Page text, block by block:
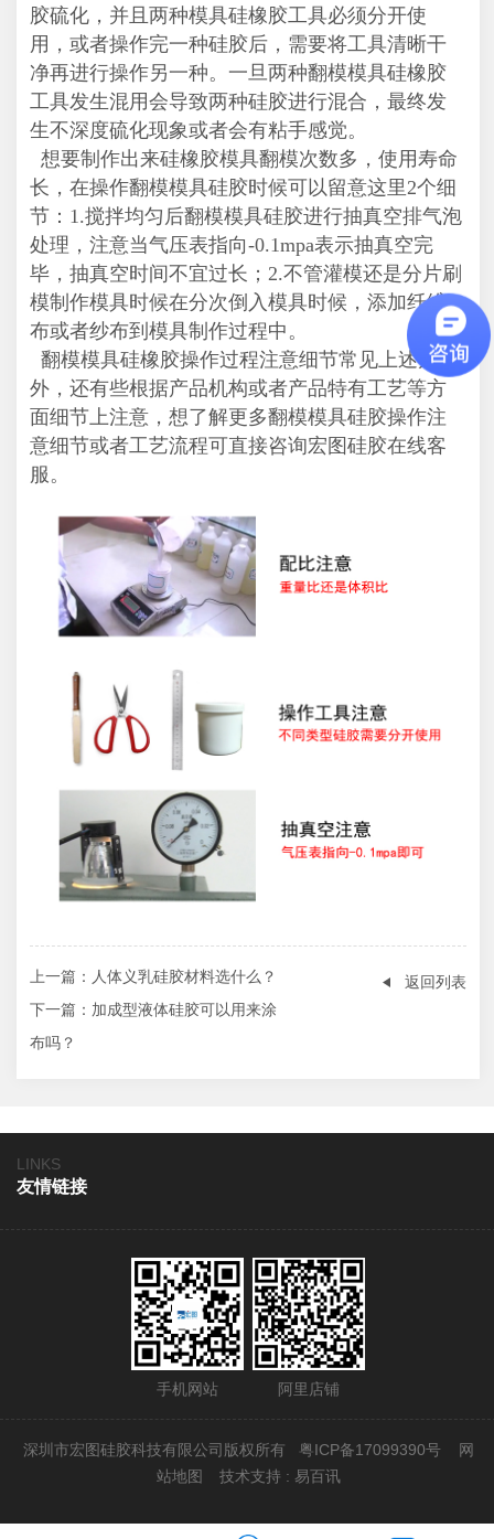
胶硫化，并且两种模具硅橡胶工具必须分开使
用，或者操作完一种硅胶后，需要将工具清晰干
净再进行操作另一种。一旦两种翻模模具硅橡胶
工具发生混用会导致两种硅胶进行混合，最终发
生不深度硫化现象或者会有粘手感觉。
想要制作出来硅橡胶模具翻模次数多，使用寿命
长，在操作翻模模具硅胶时候可以留意这里2个细
节：1.搅拌均匀后翻模模具硅胶进行抽真空排气泡
处理，注意当气压表指向-0.1mpa表示抽真空完
毕，抽真空时间不宜过长；2.不管灌模还是分片刷
模制作模具时候在分次倒入模具时候，添加纤维
布或者纱布到模具制作过程中。
翻模模具硅橡胶操作过程注意细节常见上述几点
外，还有些根据产品机构或者产品特有工艺等方
面细节上注意，想了解更多翻模模具硅胶操作注
意细节或者工艺流程可直接咨询宏图硅胶在线客
服。
上一篇 ：人体义乳硅胶材料选什么？
下一篇 ：加成型液体硅胶可以用来涂
布吗？
返回列表
LINKS
友情链接
手机网站 阿里店铺
深圳市宏图硅胶科技有限公司版权所有 粤ICP备17099390号
网
站地图
技术支持 : 易百讯